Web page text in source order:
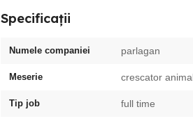
Specificații
Numele companiei parlagan
Meserie crescator
Tip job full time